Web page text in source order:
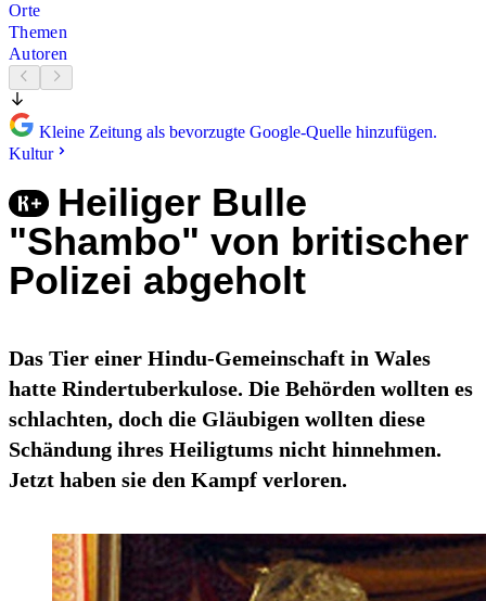
Orte
Themen
Autoren
Kleine Zeitung als bevorzugte Google-Quelle hinzufügen.
Kultur
Heiliger Bulle
"Shambo" von britischer
Polizei abgeholt
Das Tier einer Hindu-Gemeinschaft in Wales
hatte Rindertuberkulose. Die Behörden wollten es
schlachten, doch die Gläubigen wollten diese
Schändung ihres Heiligtums nicht hinnehmen.
Jetzt haben sie den Kampf verloren.